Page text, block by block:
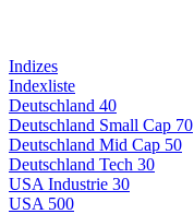
Indizes
Indexliste
Deutschland 40
Deutschland Small Cap 70
Deutschland Mid Cap 50
Deutschland Tech 30
USA Industrie 30
USA 500